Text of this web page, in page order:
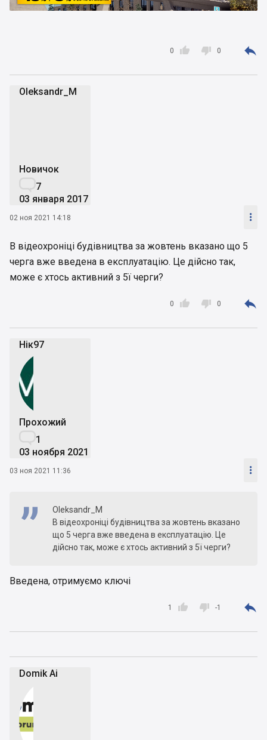

0  0 
Oleksandr_M
Новичок
7
03 января 2017
02 ноя 2021 14:18 
В відеохроніці будівництва за жовтень вказано що 5
черга вже введена в експлуатацію. Це дійсно так,
може є хтось активний з 5ї черги?

0  0 
Нік97
Прохожий
1
03 ноября 2021
03 ноя 2021 11:36 
Oleksandr_M
В відеохроніці будівництва за жовтень вказано
що 5 черга вже введена в експлуатацію. Це
дійсно так, може є хтось активний з 5ї черги?
Введена, отримуємо ключі

1  -1 
Domik Ai